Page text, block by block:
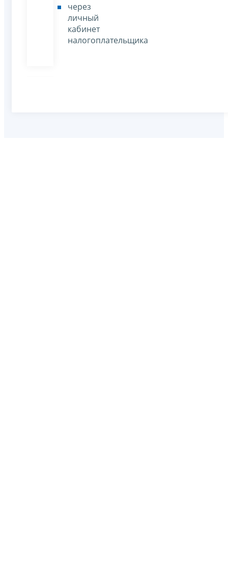
через
личный
кабинет
налогоплательщика